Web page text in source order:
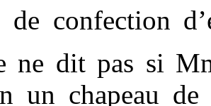
confection
ne dit pas si
un chapeau